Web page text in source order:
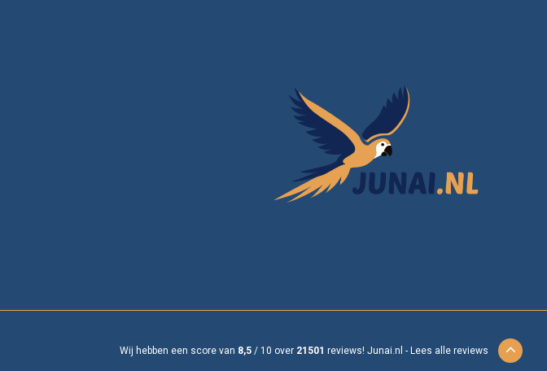
Wij hebben een score van 8,5 / 10 over 21501 reviews! Junai.nl - Lees alle reviews